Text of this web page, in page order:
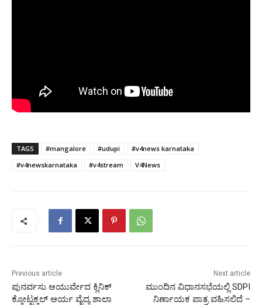
TAGS #mangalore #udupi
#v4news karnataka
#v4newskarnataka
#v4stream V4News
Previous article
ಪುನರ್ವಸು ಆಯುರ್ವೇದ ಕ್ಲಿನಿಕ್
ಕ್ಕೋಟ್ಟಕ್ಕಲ್ ಆರ್ಯ ವೈದ್ಯ ಶಾಲಾ
Next article
ಮುಂದಿನ ವಿಧಾನಸಭೆಯಲ್ಲಿ SDPI
ನಿರ್ಣಾಯಕ ಪಾತ್ರ ವಹಿಸಲಿದೆ –